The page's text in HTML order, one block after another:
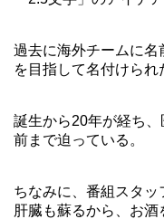
過去に海外チームに
を目指して名付けられ
誕生から20年が経ち
前まで迫っている。
ちなみに、番組スタ
肝臓も蘇るから、お